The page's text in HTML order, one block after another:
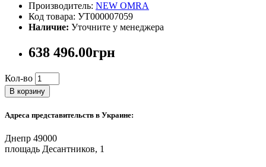
Производитель: NEW OMRA
Код товара: УТ000007059
Наличие: Уточните у менеджера
638 496.00грн
Кол-во
В корзину
Адреса представительств в Украине:
Днепр 49000
площадь Десантников, 1